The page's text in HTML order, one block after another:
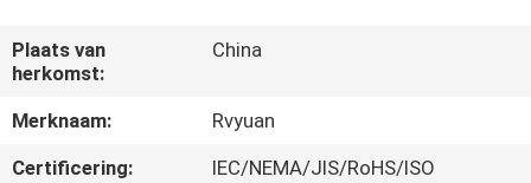
ONGEVEER
ONS
FABRIEKSREIS
Plaats van
herkomst:
China
Merknaam:
Rvyuan
Certificering:
IEC/NEMA/JIS/RoHS/ISO